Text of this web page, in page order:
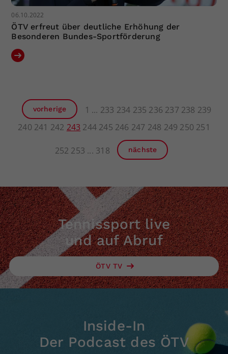
06.10.2022
ÖTV erfreut über deutliche Erhöhung der
Besonderen Bundes-Sportförderung
vorherige 1 233 234 235 236 237 238 239
240 241 242 243 244 245 246 247 248 249 250 251
252 253 318 nächste
Tennissport live
und auf Abruf
ÖTV TV
Inside-In
Der Podcast des ÖTV